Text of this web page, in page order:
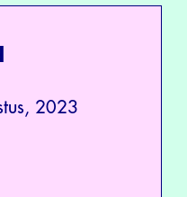
2023